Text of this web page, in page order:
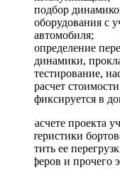
подбор
оборудования с
автомобиля;
определение
динамики,
тестирование,
расчет
фиксируется в
При расчете проекта
характеристики
допустить ее
сабвуферов и прочего